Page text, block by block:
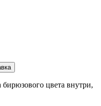
бирюзового цвета внутри,